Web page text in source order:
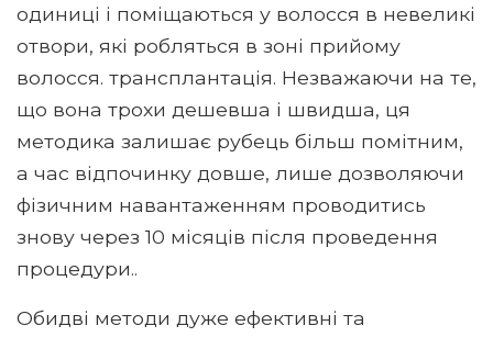
одиниці і поміщаються у волосся в невеликі
отвори, які робляться в зоні прийому
волосся. трансплантація. Незважаючи на те,
що вона трохи дешевша і швидша, ця
методика залишає рубець більш помітним,
а час відпочинку довше, лише дозволяючи
фізичним навантаженням проводитись
знову через 10 місяців після проведення
процедури..
Обидві методи дуже ефективні та